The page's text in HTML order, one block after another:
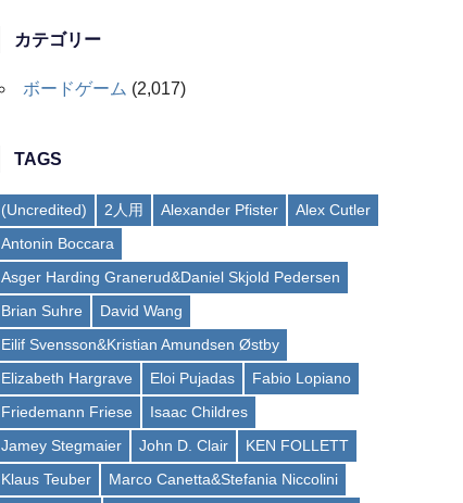
カテゴリー
ボードゲーム (2,017)
TAGS
(Uncredited) 2人用 Alexander Pfister
Alex Cutler
Antonin Boccara
Asger Harding Granerud&Daniel Skjold Pedersen
Brian Suhre
David Wang
Eilif Svensson&Kristian Amundsen Østby
Elizabeth Hargrave
Eloi Pujadas
Fabio Lopiano
Friedemann Friese
Isaac Childres
Jamey Stegmaier
John D. Clair
KEN FOLLETT
Klaus Teuber
Marco Canetta&Stefania Niccolini